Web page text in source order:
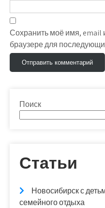
Сохранить моё имя, email
браузере для
Поиск
Статьи
Новосибирск с
семейного отдыха